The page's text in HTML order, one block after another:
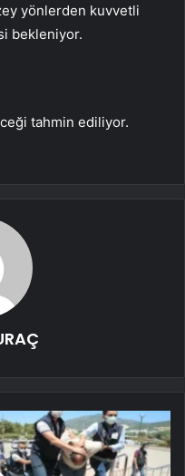
yönlerden kuvvetli
bekleniyor.
tahmin ediliyor.